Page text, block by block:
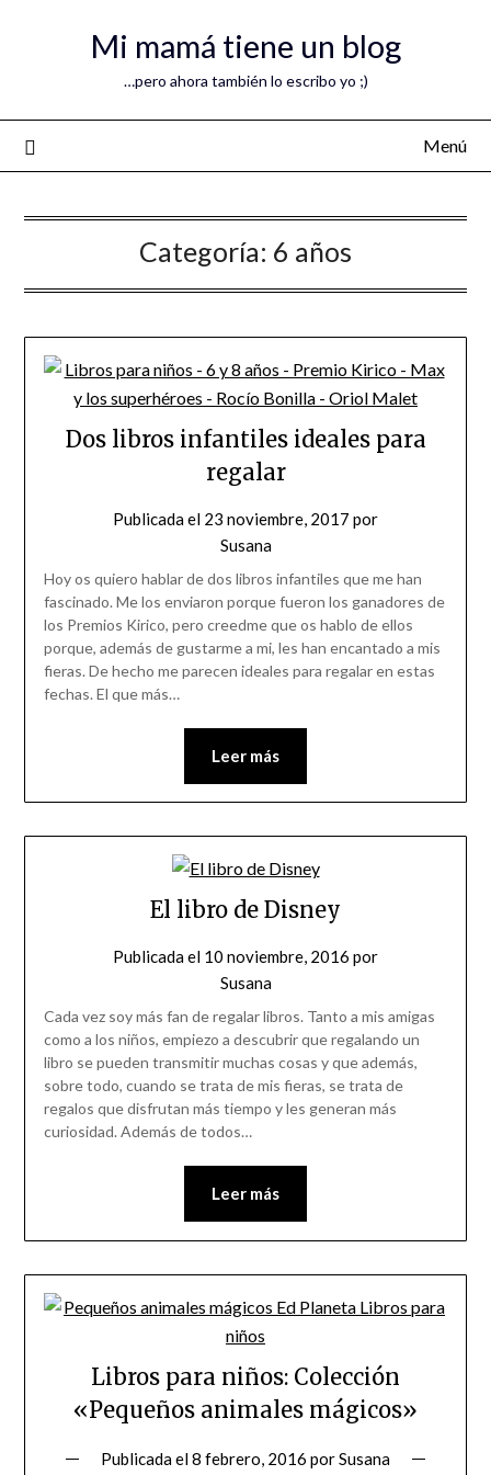
Mi mamá tiene un blog
…pero ahora también lo escribo yo ;)
Menú
Categoría: 6 años
Dos libros infantiles ideales para
regalar
Publicada el 23 noviembre, 2017 por
Susana
Hoy os quiero hablar de dos libros infantiles que me han
fascinado. Me los enviaron porque fueron los ganadores de
los Premios Kirico, pero creedme que os hablo de ellos
porque, además de gustarme a mi, les han encantado a mis
fieras. De hecho me parecen ideales para regalar en estas
fechas. El que más…
Leer más
El libro de Disney
Publicada el 10 noviembre, 2016 por
Susana
Cada vez soy más fan de regalar libros. Tanto a mis amigas
como a los niños, empiezo a descubrir que regalando un
libro se pueden transmitir muchas cosas y que además,
sobre todo, cuando se trata de mis fieras, se trata de
regalos que disfrutan más tiempo y les generan más
curiosidad. Además de todos…
Leer más
Libros para niños: Colección
«Pequeños animales mágicos»
Publicada el8 febrero, 2016 porSusana